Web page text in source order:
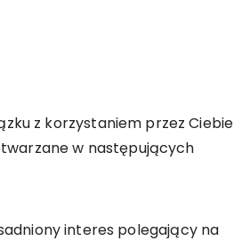
z korzystaniem przez Ciebie
w następujących
interes polegający na